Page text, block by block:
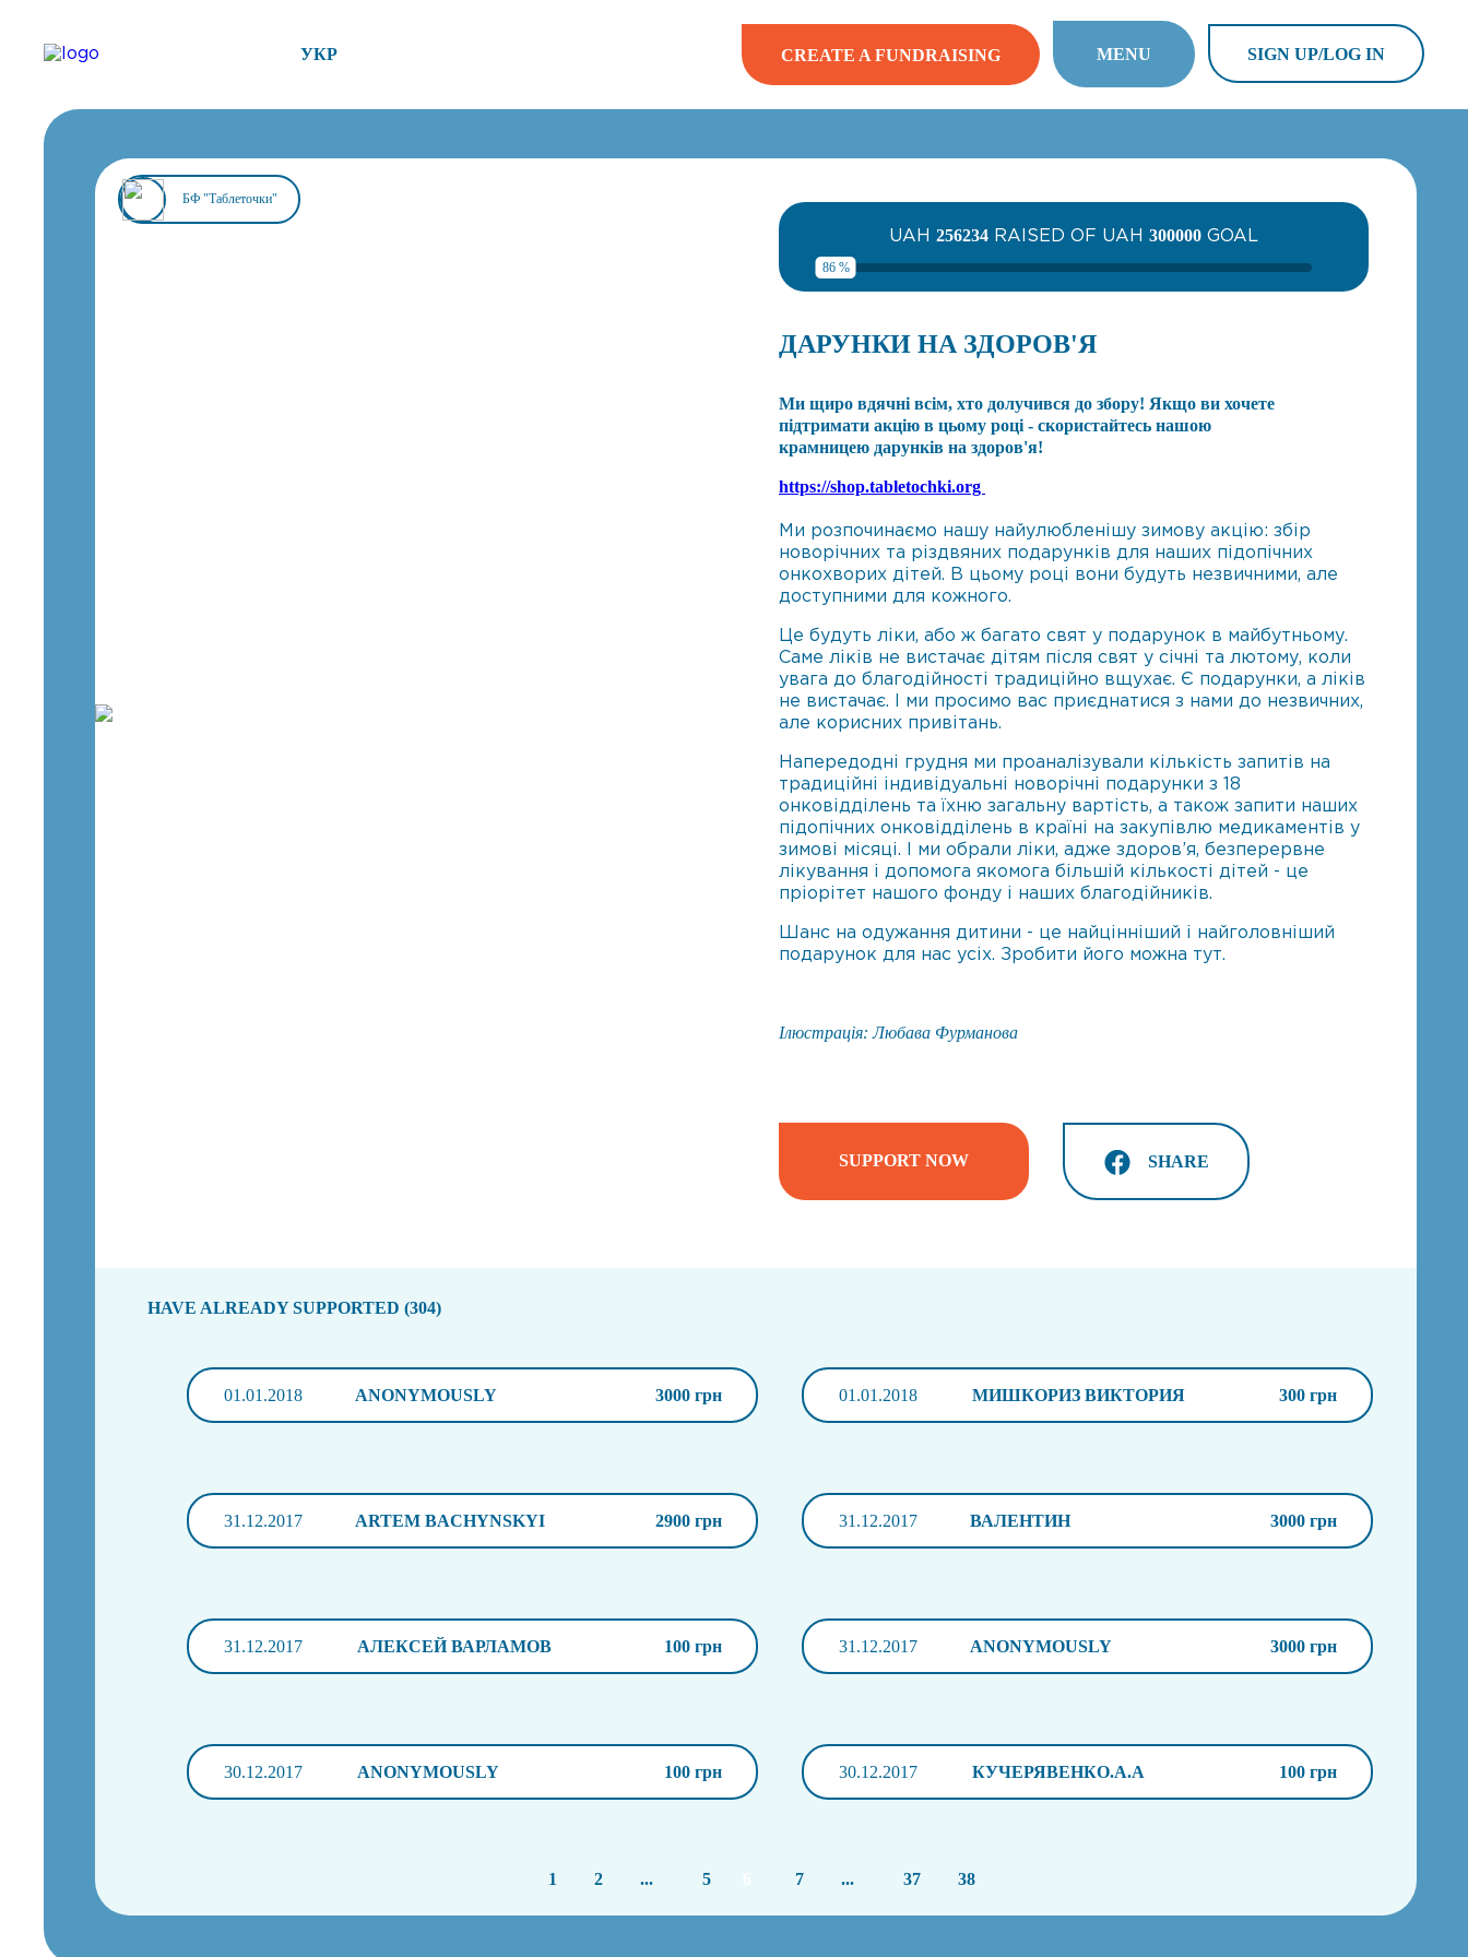
УКР CREATE A FUNDRAISING MENU SIGN UP/LOG IN
БФ "Таблеточки"
UAH 256234 RAISED OF UAH 300000 GOAL
86 %
ДАРУНКИ НА ЗДОРОВ'Я
Ми щиро вдячні всім, хто долучився до збору! Якщо ви хочете
підтримати акцію в цьому році - скористайтесь нашою
крамницею дарунків на здоров'я!
https://shop.tabletochki.org
Ми розпочинаємо нашу найулюбленішу зимову акцію: збір
новорічних та різдвяних подарунків для наших підопічних
онкохворих дітей. В цьому році вони будуть незвичними, але
доступними для кожного.
Це будуть ліки, або ж багато свят у подарунок в майбутньому.
Саме ліків не вистачає дітям після свят у січні та лютому, коли
увага до благодійності традиційно вщухає. Є подарунки, а ліків
не вистачає. І ми просимо вас приєднатися з нами до незвичних,
але корисних привітань.
Напередодні грудня ми проаналізували кількість запитів на
традиційні індивідуальні новорічні подарунки з 18
онковідділень та їхню загальну вартість, а також запити наших
підопічних онковідділень в країні на закупівлю медикаментів у
зимові місяці. І ми обрали ліки, адже здоров’я, безперервне
лікування і допомога якомога більшій кількості дітей - це
пріорітет нашого фонду і наших благодійників.
Шанс на одужання дитини - це найцінніший і найголовніший
подарунок для нас усіх. Зробити його можна тут.
Ілюстрація: Любава Фурманова
SUPPORT NOW SHARE
HAVE ALREADY SUPPORTED (304)
01.01.2018 ANONYMOUSLY 3000 грн 01.01.2018 МИШКОРИЗ ВИКТОРИЯ 300 грн
31.12.2017 ARTEM BACHYNSKYI 2900 грн 31.12.2017 ВАЛЕНТИН 3000 грн
31.12.2017 АЛЕКСЕЙ ВАРЛАМОВ 100 грн 31.12.2017 ANONYMOUSLY 3000 грн
30.12.2017 ANONYMOUSLY 100 грн 30.12.2017 КУЧЕРЯВЕНКО.А.А 100 грн
1 2 ... 5 7 ... 37 38